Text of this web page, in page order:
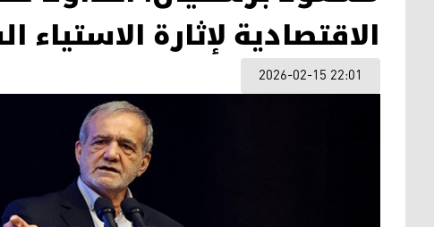
الاقتصادية لإثارة الاستياء
2026-02-15 22:01